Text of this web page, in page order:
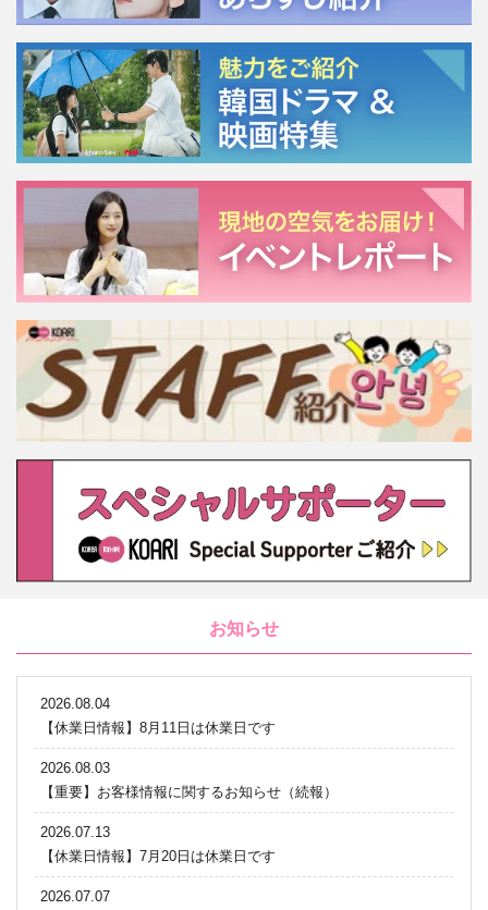
お知らせ
2026.08.04
【休業日情報】8月11日は休業日です
2026.08.03
【重要】お客様情報に関するお知らせ（続報）
2026.07.13
【休業日情報】7月20日は休業日です
2026.07.07